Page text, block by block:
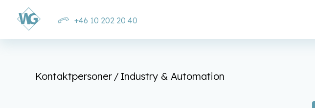
+46 10 202 20 40
Kontaktpersoner Industry & Automation